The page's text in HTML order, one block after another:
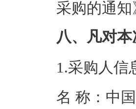
采购的通
八、凡对
1.采购人信
名 称：